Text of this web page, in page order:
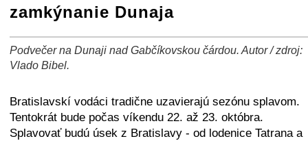
zamkýnanie Dunaja
+ −
Podvečer na Dunaji nad Gabčíkovskou čárdou. Autor / zdroj:
Vlado Bibel.
Bratislavskí vodáci tradične uzavierajú sezónu splavom.
Tentokrát bude počas víkendu 22. až 23. októbra.
Splavovať budú úsek z Bratislavy - od lodenice Tatrana a